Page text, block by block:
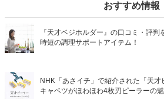
おすすめ情報
『天才ベジホルダー』の口コミ・評判
時短の調理サポートアイテム！
NHK「あさイチ」で紹介された「天才
キャベツがほわほわ4枚刃ピーラーの魅